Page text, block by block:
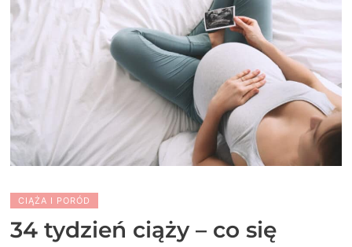
CIĄŻA I PORÓD
34 tydzień ciąży – co się